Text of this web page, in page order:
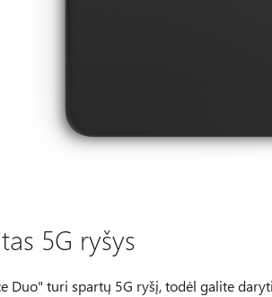
5G ryšys
Duo" turi spartų 5G ryšį, todėl galite